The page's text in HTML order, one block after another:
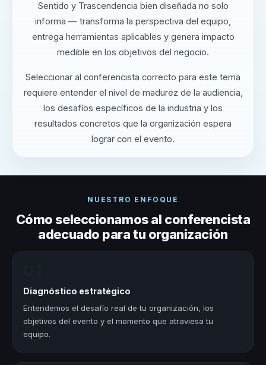
Sentido y Trascendencia bien diseñada no solo
informa — transforma la perspectiva del equipo,
entrega herramientas aplicables y genera impacto
medible en los objetivos del negocio.
Seleccionar al conferencista correcto para este tema
requiere entender el nivel de madurez de la audiencia,
los desafíos específicos de la industria y los
resultados concretos que la organización espera
lograr con el evento.
NUESTRO ENFOQUE
Cómo seleccionamos al conferencista
adecuado para tu organización
Diagnóstico estratégico
Entendemos el desafío real de tu organización, los
objetivos del evento y el momento que atraviesa tu
equipo.